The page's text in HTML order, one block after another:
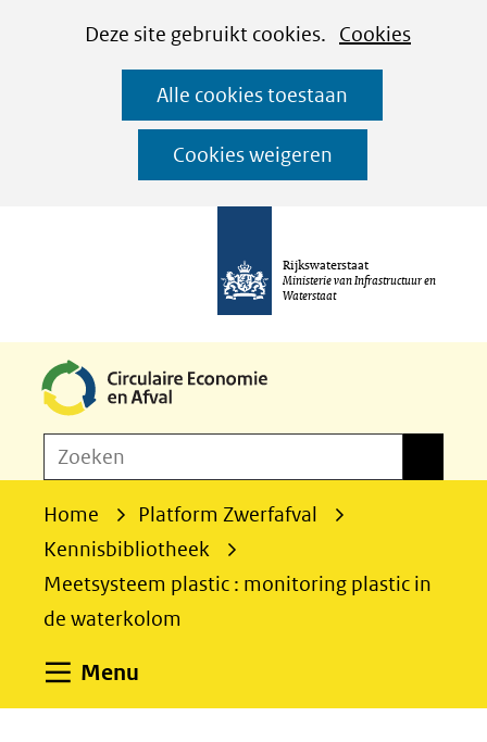
CookiesDeze site gebruikt cookies. Cookies
worden
toegestaan
geweigerd.
Alle cookies toestaan
Cookies weigeren
Ga
naar
de
inhoud
Rijkswaterstaat
Ministerie van Infrastructuur en
Waterstaat
o
Zoeken
Home
Platform Zwerfafval
Kennisbibliotheek
Meetsysteem plastic : monitoring plastic in
de waterkolom
Menu